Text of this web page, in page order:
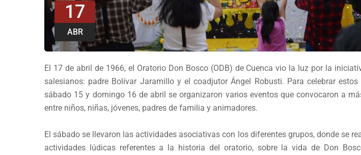
17
ABR
El 17 de abril de 1966, el Oratorio Don Bosco (ODB) de Cuenca vio la luz por la
salesianos: padre Bolívar Jaramillo y el coadjutor Ángel Robusti. Para celebrar
sábado 15 y domingo 16 de abril se organizaron varios eventos que convocaron a
entre niños, niñas, jóvenes, padres de familia y animadores.
El sábado se llevaron las actividades asociativas con los diferentes grupos, donde se
actividades lúdicas referentes a la historia del oratorio, sobre la vida de Don